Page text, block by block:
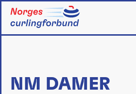
content
NM DAMER